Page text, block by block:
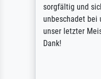
sorgfältig und
unbeschadet bei
unser letzter
Dank!